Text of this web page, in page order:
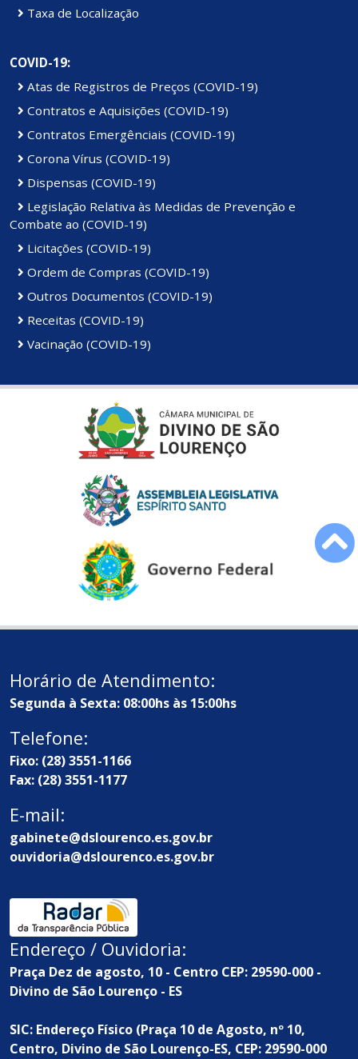
Taxa de Localização
COVID-19:
Atas de Registros de Preços (COVID-19)
Contratos e Aquisições (COVID-19)
Contratos Emergênciais (COVID-19)
Corona Vírus (COVID-19)
Dispensas (COVID-19)
Legislação Relativa às Medidas de Prevenção e
Combate ao (COVID-19)
Licitações (COVID-19)
Ordem de Compras (COVID-19)
Outros Documentos (COVID-19)
Receitas (COVID-19)
Vacinação (COVID-19)
Horário de Atendimento:
Segunda à Sexta: 08:00hs às 15:00hs
Telefone:
Fixo: (28) 3551-1166
Fax: (28) 3551-1177
E-mail:
gabinete@dslourenco.es.gov.br
ouvidoria@dslourenco.es.gov.br
Endereço / Ouvidoria:
Praça Dez de agosto, 10 - Centro CEP: 29590-000 -
Divino de São Lourenço - ES
SIC: Endereço Físico (Praça 10 de Agosto, nº 10,
Centro, Divino de São Lourenço-ES, CEP: 29590-000